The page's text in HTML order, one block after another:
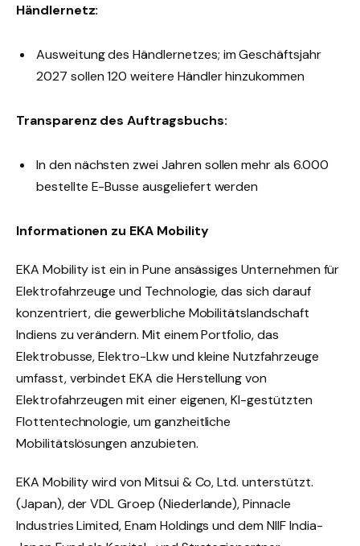
Händlernetz:
Ausweitung des Händlernetzes; im Geschäftsjahr
2027 sollen 120 weitere Händler hinzukommen
Transparenz des Auftragsbuchs:
In den nächsten zwei Jahren sollen mehr als 6.000
bestellte E-Busse ausgeliefert werden
Informationen zu EKA Mobility
EKA Mobility ist ein in Pune ansässiges Unternehmen für
Elektrofahrzeuge und Technologie, das sich darauf
konzentriert, die gewerbliche Mobilitätslandschaft
Indiens zu verändern. Mit einem Portfolio, das
Elektrobusse, Elektro-Lkw und kleine Nutzfahrzeuge
umfasst, verbindet EKA die Herstellung von
Elektrofahrzeugen mit einer eigenen, KI-gestützten
Flottentechnologie, um ganzheitliche
Mobilitätslösungen anzubieten.
EKA Mobility wird von Mitsui & Co, Ltd. unterstützt.
(Japan), der VDL Groep (Niederlande), Pinnacle
Industries Limited, Enam Holdings und dem NIIF India-